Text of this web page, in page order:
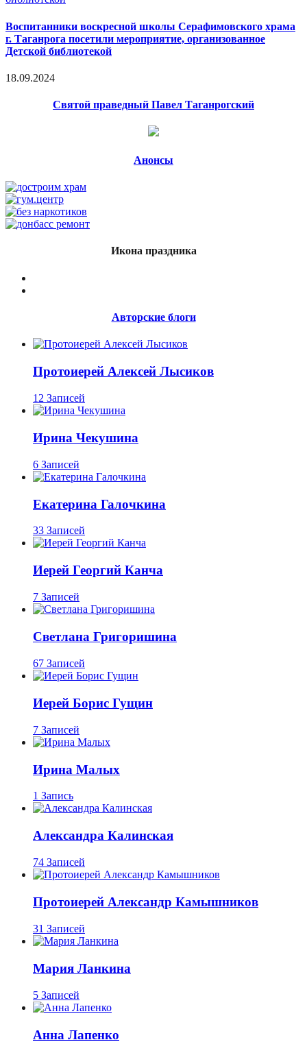
Воспитанники воскресной школы Серафимовского храма
г. Таганрога посетили мероприятие, организованное
Детской библиотекой
18.09.2024
Святой праведный Павел Таганрогский
Анонсы
Икона праздника
Авторские блоги
Протоиерей Алексей Лысиков
12 Записей
Ирина Чекушина
6 Записей
Екатерина Галочкина
33 Записей
Иерей Георгий Канча
7 Записей
Светлана Григоришина
67 Записей
Иерей Борис Гущин
7 Записей
Ирина Малых
1 Запись
Александра Калинская
74 Записей
Протоиерей Александр Камышников
31 Записей
Мария Ланкина
5 Записей
Анна Лапенко